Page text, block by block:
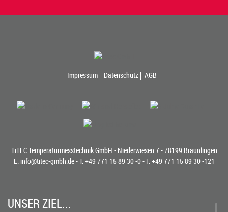
Impressum Datenschutz AGB
TiTEC Temperaturmesstechnik GmbH - Niederwiesen 7 - 78199 Bräunlingen
E. info@titec-gmbh.de- T. +49 771 15 89 30 -0- F. +49 771 15 89 30 -121
UNSER ZIEL...